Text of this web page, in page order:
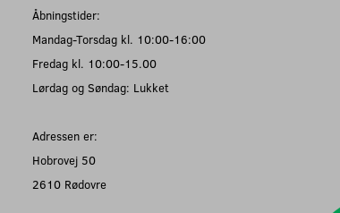
Åbningstider:
Mandag-Torsdag kl. 10:00-16:00
Fredag kl. 10:00-15.00
Lørdag og Søndag: Lukket
Adressen er:
Hobrovej 50
2610 Rødovre